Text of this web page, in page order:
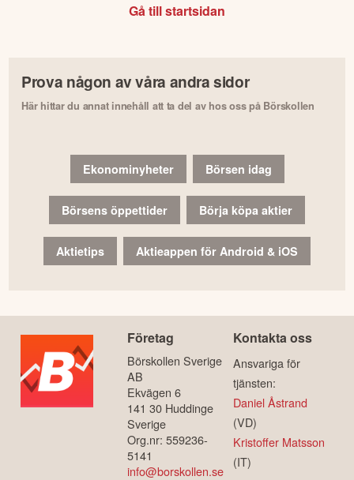
Gå till startsidan
Prova någon av våra andra sidor
Här hittar du annat innehåll att ta del av hos oss på Börskollen
Ekonominyheter Börsen idag
Börsens öppettider Börja köpa aktier
Aktietips Aktieappen för Android & iOS
Företag
Börskollen Sverige
AB
Ekvägen 6
141 30 Huddinge
Sverige
Org.nr: 559236-
5141
info@borskollen.se
Kontakta oss
Ansvariga för
tjänsten:
Daniel Åstrand
(VD)
Kristoffer Matsson
(IT)